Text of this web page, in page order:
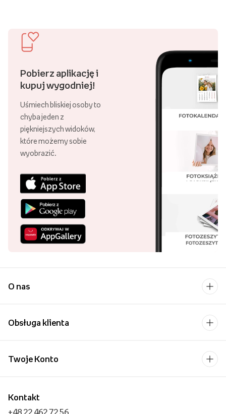
Pobierz aplikację i
kupuj wygodniej!
Uśmiech bliskiej osoby to
chyba jeden z
piękniejszych widoków,
które możemy sobie
wyobrazić.
O nas
Obsługa klienta
Kontakt
+48 22 462 72 56
Twoje Konto